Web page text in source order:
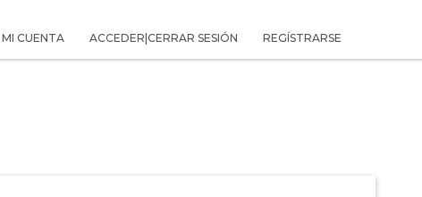
MI CUENTA ACCEDER|CERRAR SESIÓN REGÍSTRARSE